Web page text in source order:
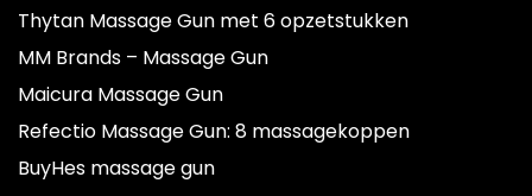
Thytan Massage Gun met 6 opzetstukken
MM Brands – Massage Gun
Maicura Massage Gun
Refectio Massage Gun: 8 massagekoppen
BuyHes massage gun